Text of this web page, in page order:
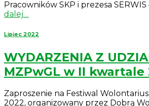
Pracowników SKP i prezesa SERWIS
dalej…
Lipiec 2022
WYDARZENIA Z
MZPwGL w II kwartale
Zaproszenie na Festiwal
2022, organizowany przez Dobrą